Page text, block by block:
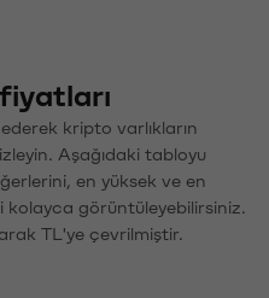
kripto varlıkların
Aşağıdaki tabloyu
en yüksek ve en
kolayca görüntüleyebilirsiniz.
TL'ye çevrilmiştir.